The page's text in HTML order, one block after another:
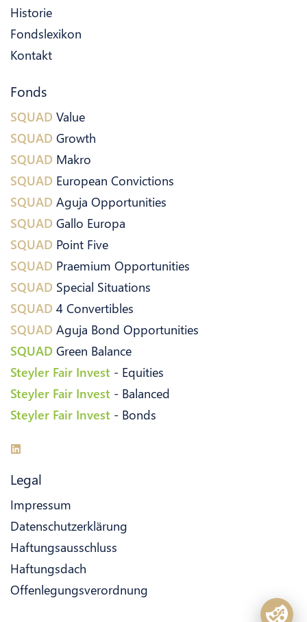
Historie
Fondslexikon
Kontakt
Fonds
SQUAD Value
SQUAD Growth
SQUAD Makro
SQUAD European Convictions
SQUAD Aguja Opportunities
SQUAD Gallo Europa
SQUAD Point Five
SQUAD Praemium Opportunities
SQUAD Special Situations
SQUAD 4 Convertibles
SQUAD Aguja Bond Opportunities
SQUAD Green Balance
Steyler Fair Invest - Equities
Steyler Fair Invest - Balanced
Steyler Fair Invest - Bonds
Legal
Impressum
Datenschutzerklärung
Haftungsausschluss
Haftungsdach
Offenlegungsverordnung